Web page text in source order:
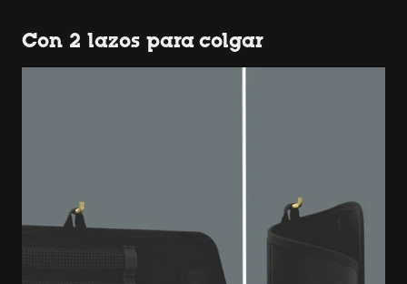
Con 2 lazos para colgar